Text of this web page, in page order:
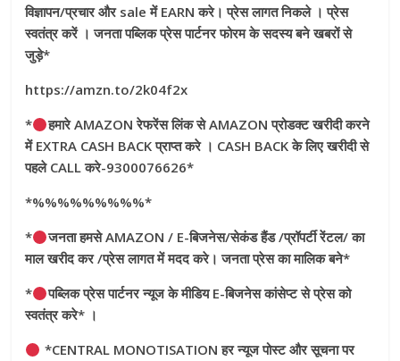
विज्ञापन/प्रचार और sale में EARN करे। प्रेस लागत निकले । प्रेस
स्वतंत्र करें । जनता पब्लिक प्रेस पार्टनर फोरम के सदस्य बने खबरों से
जुड़े*
https://amzn.to/2k04f2x
*
हमारे AMAZON रेफरेंस लिंक से AMAZON प्रोडक्ट खरीदी करने
में EXTRA CASH BACK प्राप्त करे । CASH BACK के लिए खरीदी से
पहले CALL करे-9300076626*
*%%%%%%%%%*
*
जनता हमसे AMAZON / E-बिजनेस/सेकंड हैंड /प्रॉपर्टी रेंटल/ का
माल खरीद कर /प्रेस लागत में मदद करे। जनता प्रेस का मालिक बने*
*
पब्लिक प्रेस पार्टनर न्यूज के मीडिय E-बिजनेस कांसेप्ट से प्रेस को
स्वतंत्र करे* ।
*CENTRAL MONOTISATION हर न्यूज पोस्ट और सूचना पर